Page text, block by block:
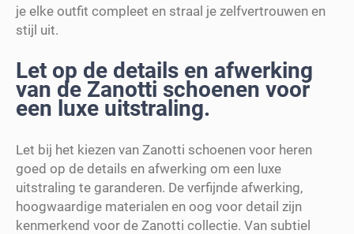
je elke outfit compleet en straal je zelfvertrouwen en
stijl uit.
Let op de details en afwerking
van de Zanotti schoenen voor
een luxe uitstraling.
Let bij het kiezen van Zanotti schoenen voor heren
goed op de details en afwerking om een luxe
uitstraling te garanderen. De verfijnde afwerking,
hoogwaardige materialen en oog voor detail zijn
kenmerkend voor de Zanotti collectie. Van subtiel